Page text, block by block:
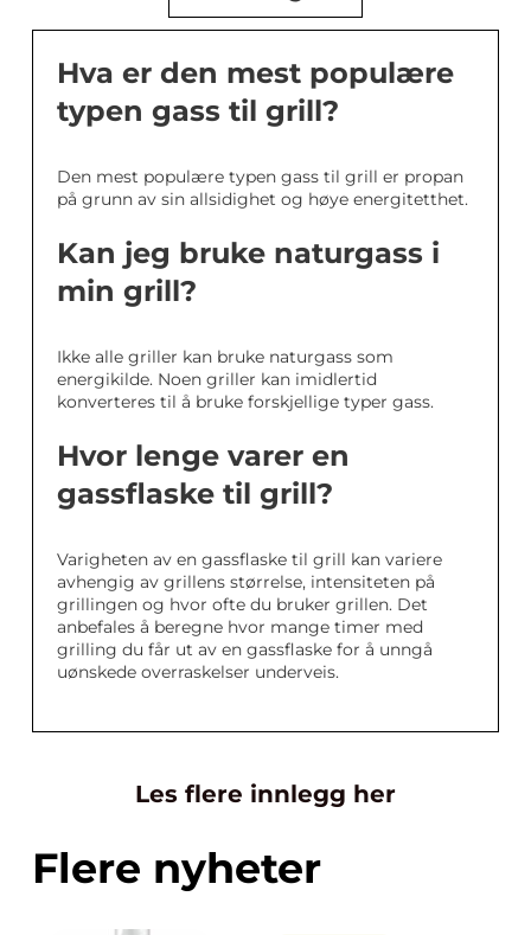
Hva er den mest populære
typen gass til grill?
Den mest populære typen gass til grill er propan
på grunn av sin allsidighet og høye energitetthet.
Kan jeg bruke naturgass i
min grill?
Ikke alle griller kan bruke naturgass som
energikilde. Noen griller kan imidlertid
konverteres til å bruke forskjellige typer gass.
Hvor lenge varer en
gassflaske til grill?
Varigheten av en gassflaske til grill kan variere
avhengig av grillens størrelse, intensiteten på
grillingen og hvor ofte du bruker grillen. Det
anbefales å beregne hvor mange timer med
grilling du får ut av en gassflaske for å unngå
uønskede overraskelser underveis.
Les flere innlegg her
Flere nyheter